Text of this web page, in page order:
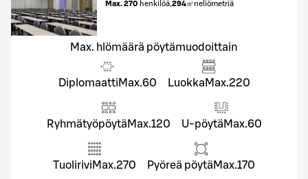
Max. 270 henkilöä,294㎡ neliömetriä
Max. hlömäärä pöytämuodoittain
Diplomaatti Max.60 Luokka Max.220
Ryhmätyöpöytä Max.120 U-pöytä Max.60
Tuolirivi Max.270 Pyöreä pöytä Max.170